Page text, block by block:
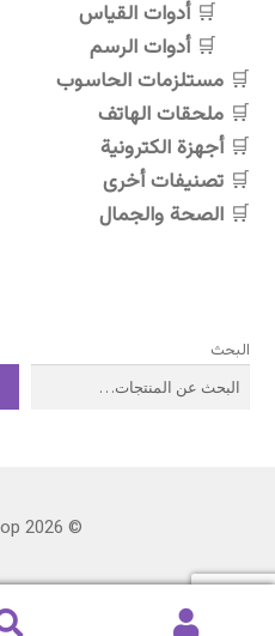
أدوات القياس
أدوات الرسم
مستلزمات الحاسوب
ملحقات الهاتف
أجهزة الكترونية
تصنيفات أخرى
الصحة والجمال
البحث
© BiskraShop 2026